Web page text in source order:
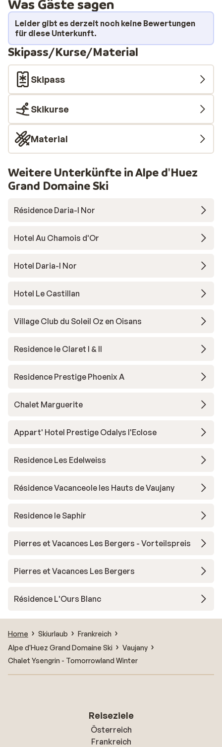
Das bedeutet, dass Sie jeden Morgen der Erste sind,
der nach unten saust. Das Chalet ist ideal für eine
kleine Gruppe. Nach einem Tag im Freien können Sie es
sich auf der Couch vor dem Kamin gemütlich machen
oder sich in der sehr umfangreichen Küche verwöhnen
lassen. Entspannen Sie sich in Ihrem privaten Jacuzzi
oder verbringen Sie den Abend im Zentrum von Vaujany.
Was Gäste sagen
Leider gibt es derzeit noch keine Bewertungen
für diese Unterkunft.
Skipass/Kurse/Material
Skipass
Skikurse
Material
Weitere Unterkünfte in Alpe d'Huez
Grand Domaine Ski
Résidence Daria-I Nor
Hotel Au Chamois d'Or
Hotel Daria-I Nor
Hotel Le Castillan
Village Club du Soleil Oz en Oisans
Residence le Claret I & II
Residence Prestige Phoenix A
Chalet Marguerite
Appart' Hotel Prestige Odalys l'Eclose
Residence Les Edelweiss
Résidence Vacanceole les Hauts de Vaujany
Residence le Saphir
Pierres et Vacances Les Bergers - Vorteilspreis
Pierres et Vacances Les Bergers
Résidence L'Ours Blanc
Home Skiurlaub
Frankreich
Alpe d'Huez Grand Domaine Ski
Vaujany
Chalet Ysengrin - Tomorrowland Winter
Reiseziele
Österreich
Frankreich